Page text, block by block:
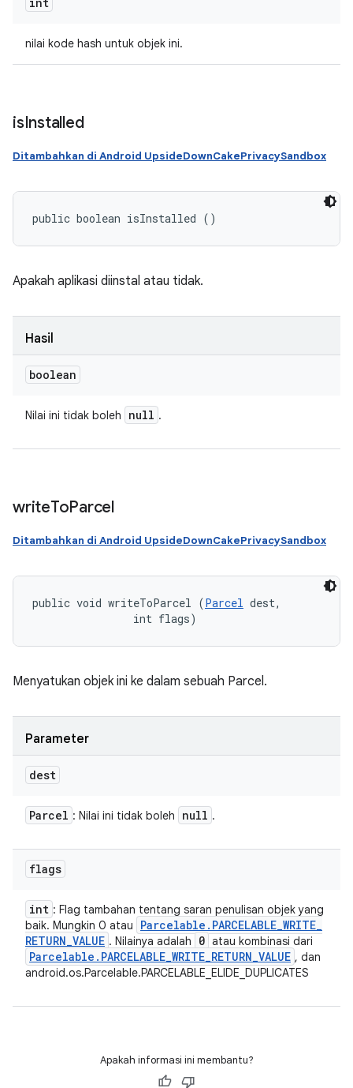
nilai kode hash untuk objek ini.
isInstalled
Ditambahkan di Android UpsideDownCakePrivacySandbox
public boolean isInstalled ()
Apakah aplikasi diinstal atau tidak.
Hasil
boolean
Nilai ini tidak boleh null .
writeToParcel
Ditambahkan di Android UpsideDownCakePrivacySandbox
public void writeToParcel (Parcel dest,
                int flags)
Menyatukan objek ini ke dalam sebuah Parcel.
Parameter
dest
Parcel : Nilai ini tidak boleh null .
flags
int : Flag tambahan tentang saran penulisan objek yang
baik. Mungkin 0 atau
Parcelable . PARCELABLE_WRITE_
RETURN_VALUE . Nilainya adalah 0 atau kombinasi dari
Parcelable . PARCELABLE_WRITE_RETURN_VALUE , dan
android.os.Parcelable.PARCELABLE_ELIDE_DUPLICATES
Apakah informasi ini membantu?